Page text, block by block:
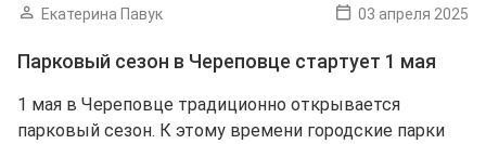
Екатерина Павук 03 апреля 2025
Парковый сезон в Череповце стартует 1 мая
1 мая в Череповце традиционно открывается
парковый сезон. К этому времени городские парки